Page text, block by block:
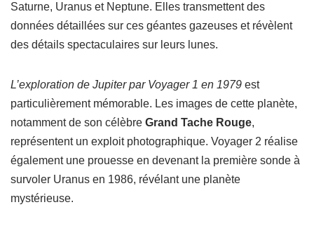
Saturne, Uranus et Neptune. Elles transmettent des
données détaillées sur ces géantes gazeuses et révèlent
des détails spectaculaires sur leurs lunes.
L’exploration de Jupiter par Voyager 1 en 1979 est
particulièrement mémorable. Les images de cette planète,
notamment de son célèbre Grand Tache Rouge,
représentent un exploit photographique. Voyager 2 réalise
également une prouesse en devenant la première sonde à
survoler Uranus en 1986, révélant une planète
mystérieuse.